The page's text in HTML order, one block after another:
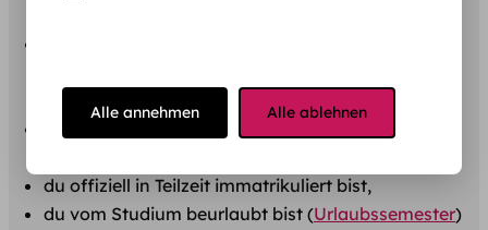
nachweisen
kannst,
Studium nach dem 4. Semester
du offiziell in Teilzeit immatrikuliert bist,
du vom Studium beurlaubt bist (Urlaubssemester)
Alle annehmen Alle ablehnen